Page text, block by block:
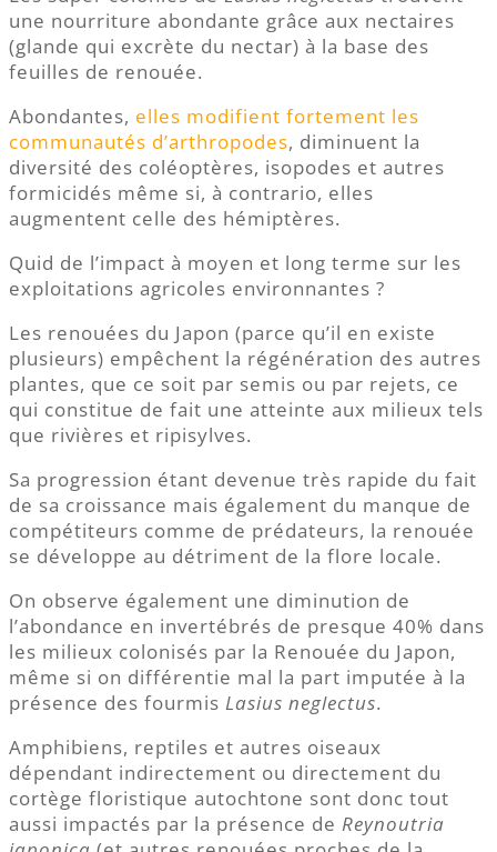
une nourriture abondante grâce aux nectaires
(glande qui excrète du nectar) à la base des
feuilles de renouée.
Abondantes, elles modifient fortement les
communautés d’arthropodes, diminuent la
diversité des coléoptères, isopodes et autres
formicidés même si, à contrario, elles
augmentent celle des hémiptères.
Quid de l’impact à moyen et long terme sur les
exploitations agricoles environnantes ?
Les renouées du Japon (parce qu’il en existe
plusieurs) empêchent la régénération des autres
plantes, que ce soit par semis ou par rejets, ce
qui constitue de fait une atteinte aux milieux tels
que rivières et ripisylves.
Sa progression étant devenue très rapide du fait
de sa croissance mais également du manque de
compétiteurs comme de prédateurs, la renouée
se développe au détriment de la flore locale.
On observe également une diminution de
l’abondance en invertébrés de presque 40% dans
les milieux colonisés par la Renouée du Japon,
même si on différentie mal la part imputée à la
présence des fourmis Lasius neglectus.
Amphibiens, reptiles et autres oiseaux
dépendant indirectement ou directement du
cortège floristique autochtone sont donc tout
aussi impactés par la présence de Reynoutria